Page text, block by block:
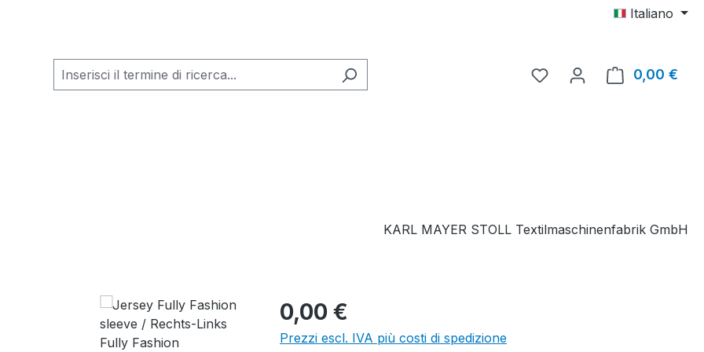
Italiano
Hai 0 articoli nella lista
0,00 €
KARL MAYER STOLL Textilmaschinenfabrik GmbH
0,00 €
Prezzi escl. IVA più costi di spedizione